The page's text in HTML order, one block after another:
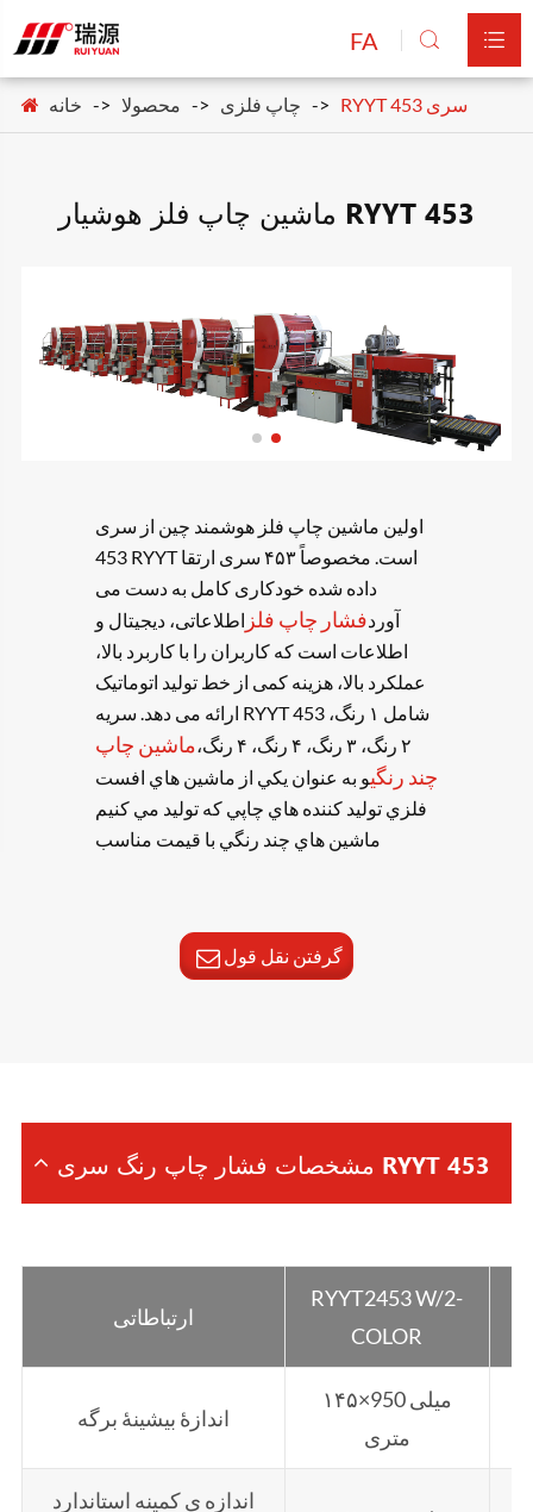
FA  
خانه محصولا چاپ فلزی RYYT 453 سری
ماشین چاپ فلز هوشیار RYYT 453
اولین ماشین چاپ فلز هوشمند چین از سری
453 RYYT است. مخصوصاً ۴۵۳ سری ارتقا
داده شده خودکاری کامل به دست می
آوردفشار چاپ فلز اطلاعاتی، دیجیتال و
اطلاعات است که کاربران را با کاربرد بالا،
عملکرد بالا، هزینه کمی از خط تولید اتوماتیک
ارائه می دهد. سریه RYYT 453 شامل ۱ رنگ،
۲ رنگ، ۳ رنگ، ۴ رنگ، ۴ رنگ،
ماشین چاپ
چند رنگیو به عنوان يکي از ماشين هاي افست
فلزي توليد کننده هاي چاپي که توليد مي کنيم
ماشين هاي چند رنگي با قيمت مناسب
گرفتن نقل قول
مشخصات فشار چاپ رنگ سری RYYT 453
ارتباطاتی
RYYT2453 W/2-
COLOR
اندازۀ بیشینۀ برگه
۱۴۵×950 میلی
متری
اندازه ی کمینه استاندارد